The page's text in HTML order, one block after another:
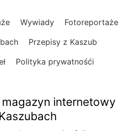
Wywiady
Fotoreportaże
Przepisy z Kaszub
Polityka prywatnośći
internetowy